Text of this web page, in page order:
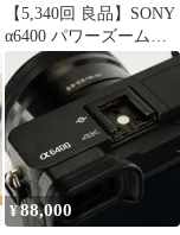
【5,340回 良品】SONY
α6400 パワーズームレ
ンズキット(同梱レン
ズ:SELP1650) シルバー
ILCE-6400L SAPS-C ミ
ラーレス一眼カメラ
¥ 88,000